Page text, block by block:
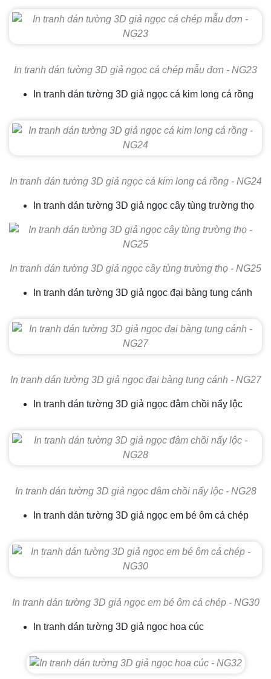
In tranh dán tường 3D giả ngọc cá chép mẫu đơn - NG23
In tranh dán tường 3D giả ngọc cá kim long cá rồng
In tranh dán tường 3D giả ngọc cá kim long cá rồng - NG24
In tranh dán tường 3D giả ngọc cây tùng trường thọ
In tranh dán tường 3D giả ngọc cây tùng trường thọ - NG25
In tranh dán tường 3D giả ngọc đại bàng tung cánh
In tranh dán tường 3D giả ngọc đại bàng tung cánh - NG27
In tranh dán tường 3D giả ngọc đâm chồi nẩy lộc
In tranh dán tường 3D giả ngọc đâm chồi nẩy lộc - NG28
In tranh dán tường 3D giả ngọc em bé ôm cá chép
In tranh dán tường 3D giả ngọc em bé ôm cá chép - NG30
In tranh dán tường 3D giả ngọc hoa cúc